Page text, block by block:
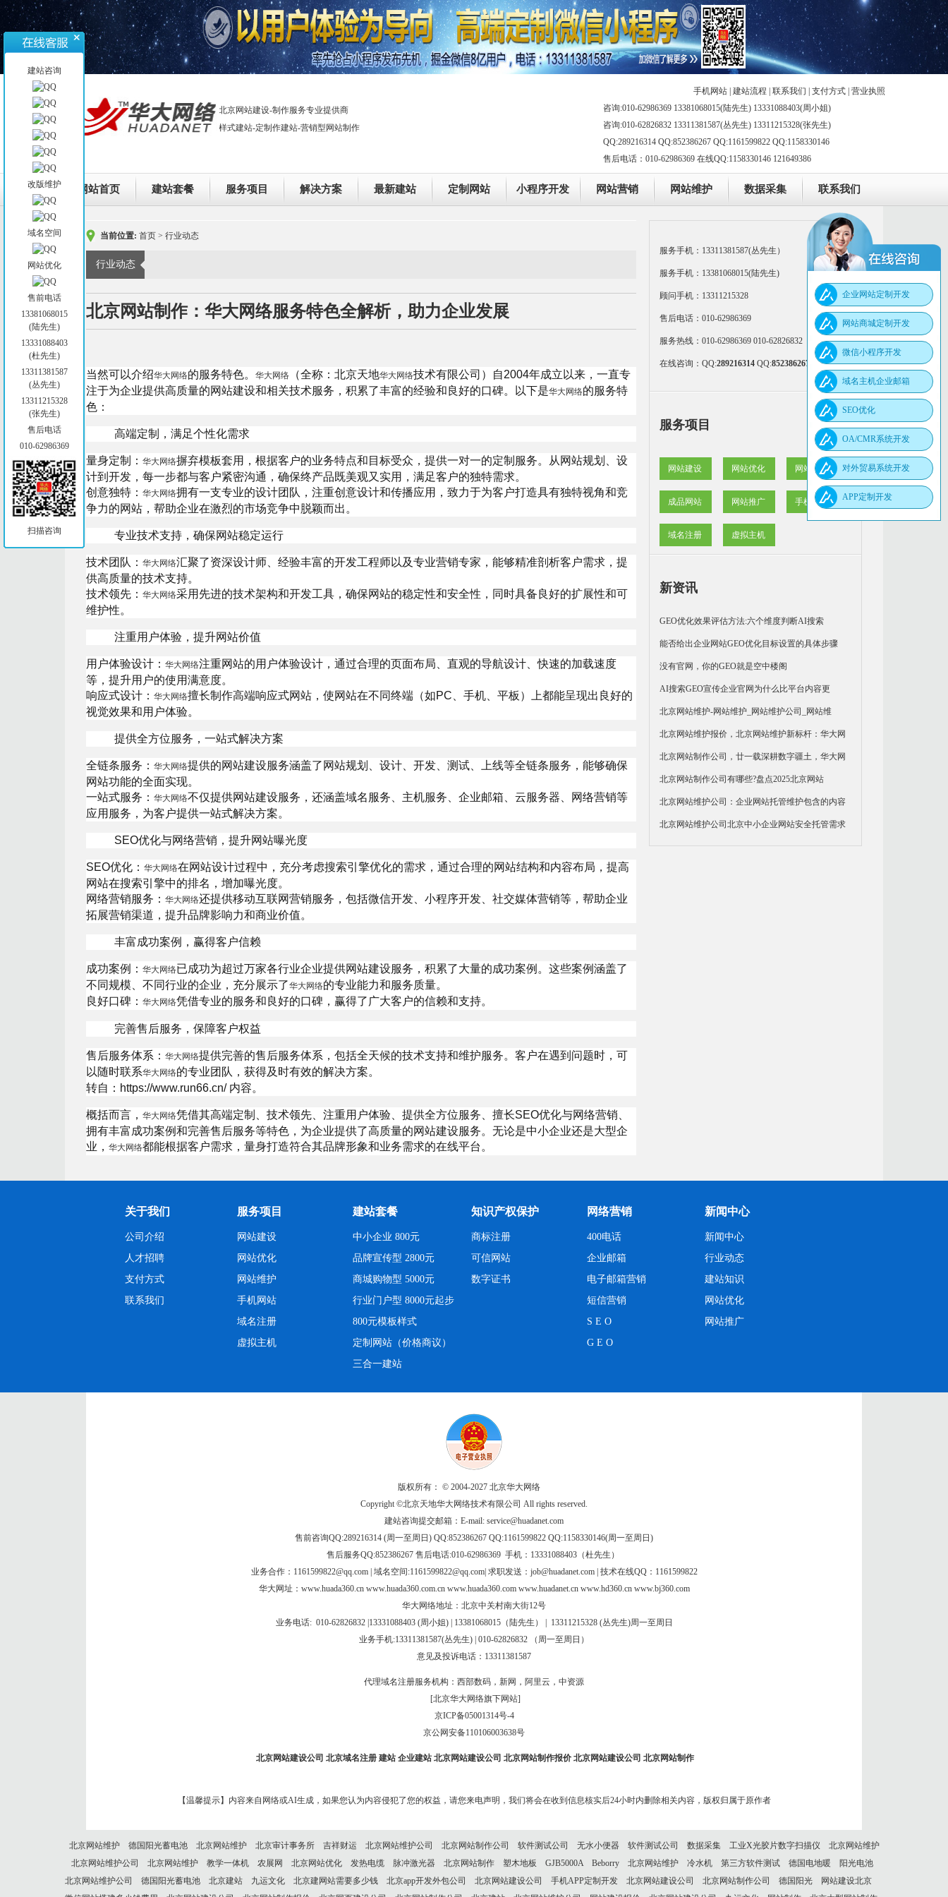
北京网站建设-制作服务专业提供商
样式建站-定制作建站-营销型网站制作
手机网站| 建站流程 联系我们 支付方式| 营业执照
咨询:010-62986369 13381068015(陆先生) 13331088403(周小姐)
咨询:010-62826832 13311381587(丛先生) 13311215328(张先生)
QQ:289216314 QQ:852386267 QQ:1161599822 QQ:1158330146
售后电话：010-62986369 在线QQ:1158330146 121649386
网站首页 建站套餐 服务项目 解决方案 最新建站 定制网站 小程序开发 网站营销 网站维护 数据采集 联系我们
当前位置: 首页 > 行业动态
行业动态
北京网站制作：华大网络服务特色全解析，助力企业发展
当然可以介绍华大网络的服务特色。 华大网络 （全称：北京天地华大网络技术有限公司）自2004年成立以来，一直专
注于为企业提供高质量的网站建设和相关技术服务，积累了丰富的经验和良好的口碑。以下是华大网络的服务特
色：
高端定制，满足个性化需求
量身定制： 华大网络摒弃模板套用，根据客户的业务特点和目标受众，提供一对一的定制服务。从网站规划、设
计到开发，每一步都与客户紧密沟通，确保终产品既美观又实用，满足客户的独特需求。
创意独特： 华大网络拥有一支专业的设计团队，注重创意设计和传播应用，致力于为客户打造具有独特视角和竞
争力的网站，帮助企业在激烈的市场竞争中脱颖而出。
专业技术支持，确保网站稳定运行
技术团队： 华大网络汇聚了资深设计师、经验丰富的开发工程师以及专业营销专家，能够精准剖析客户需求，提
供高质量的技术支持。
技术领先： 华大网络采用先进的技术架构和开发工具，确保网站的稳定性和安全性，同时具备良好的扩展性和可
维护性。
注重用户体验，提升网站价值
用户体验设计： 华大网络注重网站的用户体验设计，通过合理的页面布局、直观的导航设计、快速的加载速度
等，提升用户的使用满意度。
响应式设计： 华大网络擅长制作高端响应式网站，使网站在不同终端（如PC、手机、平板）上都能呈现出良好的
视觉效果和用户体验。
提供全方位服务，一站式解决方案
全链条服务： 华大网络提供的网站建设服务涵盖了网站规划、设计、开发、测试、上线等全链条服务，能够确保
网站功能的全面实现。
一站式服务： 华大网络不仅提供网站建设服务，还涵盖域名服务、主机服务、企业邮箱、云服务器、网络营销等
应用服务，为客户提供一站式解决方案。
SEO优化与网络营销，提升网站曝光度
SEO优化： 华大网络在网站设计过程中，充分考虑搜索引擎优化的需求，通过合理的网站结构和内容布局，提高
网站在搜索引擎中的排名，增加曝光度。
网络营销服务： 华大网络还提供移动互联网营销服务，包括微信开发、小程序开发、社交媒体营销等，帮助企业
拓展营销渠道，提升品牌影响力和商业价值。
丰富成功案例，赢得客户信赖
成功案例： 华大网络已成功为超过万家各行业企业提供网站建设服务，积累了大量的成功案例。这些案例涵盖了
不同规模、不同行业的企业，充分展示了华大网络的专业能力和服务质量。
良好口碑： 华大网络凭借专业的服务和良好的口碑，赢得了广大客户的信赖和支持。
完善售后服务，保障客户权益
售后服务体系： 华大网络提供完善的售后服务体系，包括全天候的技术支持和维护服务。客户在遇到问题时，可
以随时联系华大网络的专业团队，获得及时有效的解决方案。
转自：https://www.run66.cn/ 内容。
概括而言， 华大网络凭借其高端定制、技术领先、注重用户体验、提供全方位服务、擅长SEO优化与网络营销、
拥有丰富成功案例和完善售后服务等特色，为企业提供了高质量的网站建设服务。无论是中小企业还是大型企
业， 华大网络都能根据客户需求，量身打造符合其品牌形象和业务需求的在线平台。
服务手机：13311381587(丛先生）
服务手机：13381068015(陆先生)
顾问手机：13311215328
售后电话：010-62986369
服务热线：010-62986369 010-62826832
在线咨询： QQ:289216314 QQ:852386267
服务项目
网站建设 网站优化 网站维护
成品网站 网站推广 手机网站
域名注册 虚拟主机
新资讯
GEO优化效果评估方法:六个维度判断AI搜索
能否给出企业网站GEO优化目标设置的具体步骤
没有官网，你的GEO就是空中楼阁
AI搜索GEO宣传企业官网为什么比平台内容更
北京网站维护-网站维护_网站维护公司_网站维
北京网站维护报价，北京网站维护新标杆：华大网
北京网站制作公司，廿一载深耕数字疆土，华大网
北京网站制作公司有哪些?盘点2025北京网站
北京网站维护公司：企业网站托管维护包含的内容
北京网站维护公司北京中小企业网站安全托管需求
关于我们 服务项目 建站套餐 知识产权保护 网络营销 新闻中心
公司介绍
人才招聘
支付方式
联系我们
网站建设
网站优化
网站维护
手机网站
域名注册
虚拟主机
中小企业 800元
品牌宣传型 2800元
商城购物型 5000元
行业门户型 8000元起步
800元模板样式
定制网站（价格商议）
三合一建站
商标注册
可信网站
数字证书
400电话
企业邮箱
电子邮箱营销
短信营销
S E O
G E O
新闻中心
行业动态
建站知识
网站优化
网站推广
版权所有： © 2004-2027 北京华大网络
Copyright ©北京天地华大网络技术有限公司 All rights reserved.
建站咨询提交邮箱：E-mail: service@huadanet.com
售前咨询QQ:289216314 (周一至周日) QQ:852386267 QQ:1161599822 QQ:1158330146(周一至周日)
售后服务QQ:852386267 售后电话:010-62986369 手机：13331088403（杜先生）
业务合作： 1161599822@qq.com| 域名空间:1161599822@qq.com| 求职发送： job@huadanet.com| 技术在线QQ：1161599822
华大网址： www.huada360.cn www.huada360.com.cn www.huada360.com www.huadanet.cn www.hd360.cn www.bj360.com
华大网络地址：北京中关村南大街12号
业务电话: 010-62826832 | 13331088403 (周小姐) | 13381068015（陆先生） 13311215328 (丛先生)周一至周日
业务手机:13311381587(丛先生) | 010-62826832 （周一至周日）
意见及投诉电话：13311381587
代理域名注册服务机构：西部数码，新网，阿里云，中资源
[北京华大网络旗下网站]
京ICP备05001314号-4
京公网安备110106003638号
北京网站建设公司 北京域名注册 建站 企业建站 北京网站建设公司 北京网站制作报价 北京网站建设公司 北京网站制作
【温馨提示】内容来自网络或AI生成，如果您认为内容侵犯了您的权益，请您来电声明，我们将会在收到信息核实后24小时内删除相关内容，版权归属于原作者
北京网站维护 德国阳光蓄电池 北京网站维护 北京审计事务所 吉祥财运 北京网站维护公司 北京网站制作公司 软件测试公司 无水小便器 软件测试公司 数据采集 工业X光胶片数字扫描仪
北京网站维护
北京网站维护公司
北京网站维护 教学一体机 农展网 北京网站优化 发热电缆 脉冲激光器 北京网站制作 塑木地板 GJB5000A Beborry 北京网站维护 冷水机 第三方软件测试 德国电地暖
阳光电池
北京网站维护公司
德国阳光蓄电池 北京建站 九运文化 北京建网站需要多少钱 北京app开发外包公司 北京网站建设公司 手机APP定制开发 北京网站建设公司 北京网站制作公司 德国阳光
网站建设北京
建站咨询
改版维护
域名空间
网站优化
售前电话
13381068015
(陆先生)
13331088403
(杜先生)
13311381587
(丛先生)
13311215328
(张先生)
售后电话
010-62986369
扫描咨询
企业网站定制开发
网站商城定制开发
微信小程序开发
域名主机企业邮箱
SEO优化
OA/CMR系统开发
对外贸易系统开发
APP定制开发